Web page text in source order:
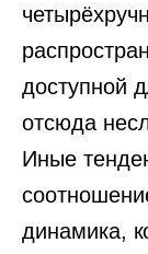
доступной
отсюда
Иные
динамика,